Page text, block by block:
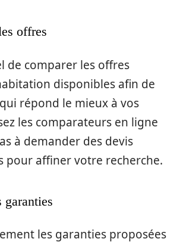
offres
de comparer les offres
disponibles afin de
répond le mieux à vos
les comparateurs en ligne
à demander des devis
pour affiner votre recherche.
les garanties proposées